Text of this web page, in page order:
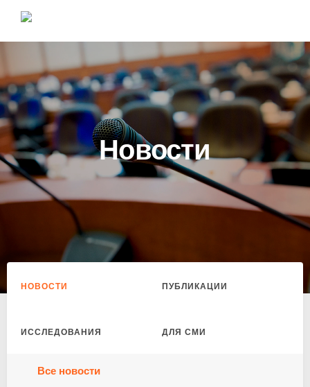
Новости
НОВОСТИ ПУБЛИКАЦИИ
ИССЛЕДОВАНИЯ ДЛЯ СМИ
Все новости